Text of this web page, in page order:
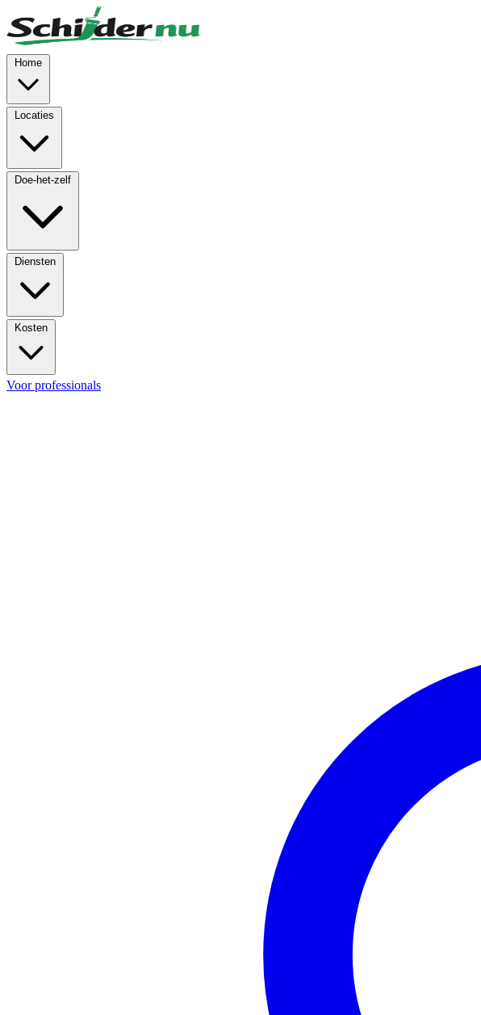
Skip to main content
Home
Locaties
Doe-het-zelf
Diensten
Kosten
Voor professionals